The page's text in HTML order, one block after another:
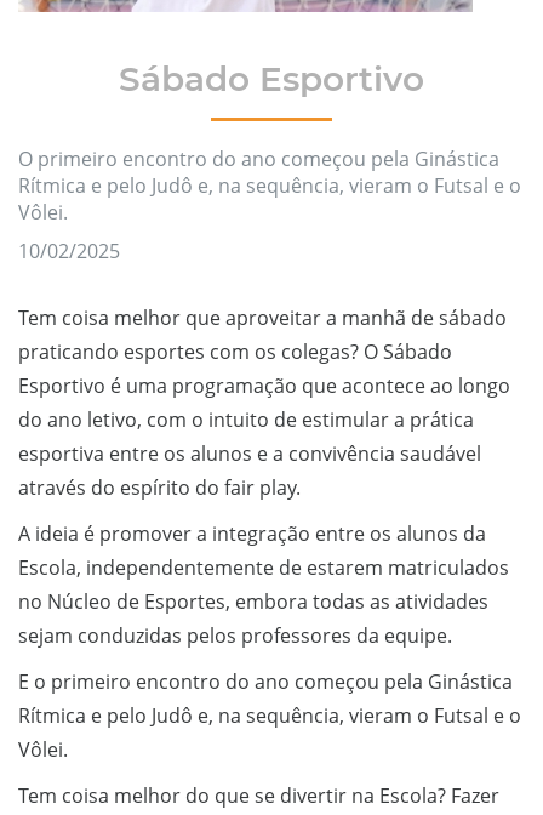
Sábado Esportivo
O primeiro encontro do ano começou pela Ginástica
Rítmica e pelo Judô e, na sequência, vieram o Futsal e o
Vôlei.
10/02/2025
Tem coisa melhor que aproveitar a manhã de sábado
praticando esportes com os colegas? O Sábado
Esportivo é uma programação que acontece ao longo
do ano letivo, com o intuito de estimular a prática
esportiva entre os alunos e a convivência saudável
através do espírito do fair play.
A ideia é promover a integração entre os alunos da
Escola, independentemente de estarem matriculados
no Núcleo de Esportes, embora todas as atividades
sejam conduzidas pelos professores da equipe.
E o primeiro encontro do ano começou pela Ginástica
Rítmica e pelo Judô e, na sequência, vieram o Futsal e o
Vôlei.
Tem coisa melhor do que se divertir na Escola? Fazer